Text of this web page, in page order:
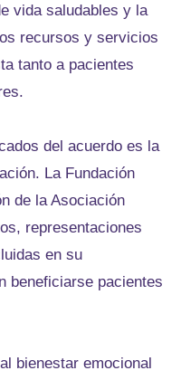
vida saludables y la
recursos y servicios
tanto a pacientes
del acuerdo es la
La Fundación
de la Asociación
representaciones
en su
beneficiarse pacientes
bienestar emocional